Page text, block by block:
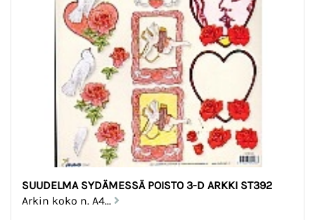
SUUDELMA SYDÄMESSÄ POISTO 3-D ARKKI ST392
Arkin koko n. A4...